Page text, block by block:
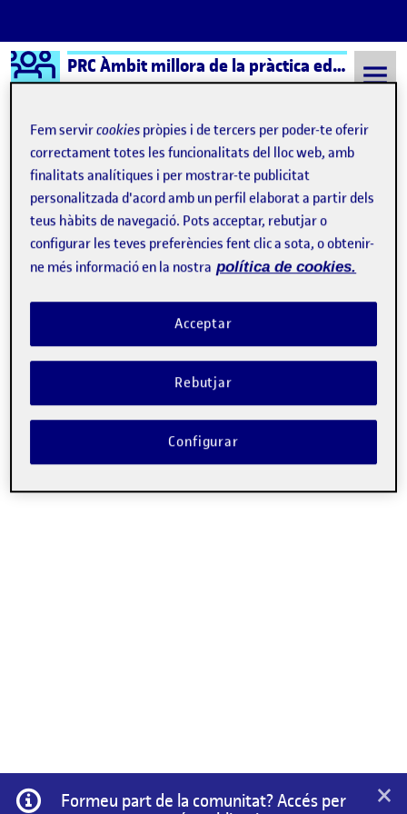
Saltar al contingut
Logo Ágora PRC Àmbit millora de la pràctica educativa (formal) – Aula 2
Semestre 20241 - Aula 2 30 Novembre, 2024
30 Novembre, 2024
Publicat per
Ariadna Vidal Vivas
Data de publicaciócomentariel ENTRADA 7- 1a Sessió 28/11/2024
CONTRIBUTION
EL ENTRADA 7- 1A SESSIÓ 28/11/2024
No hi ha comentaris.
Informació
Formeu part de la comunitat? Accés per
×
Fem servircookies pròpies i de tercers per poder-te oferir
correctament totes les funcionalitats del lloc web, amb
finalitats analítiques i per mostrar-te publicitat
personalitzada d'acord amb un perfil elaborat a partir dels
teus hàbits de navegació. Pots acceptar, rebutjar o
configurar les teves preferències fent clic a sota, o obtenir-
ne més informació en la nostra política de cookies.
Rebutjar
Acceptar
Configurar